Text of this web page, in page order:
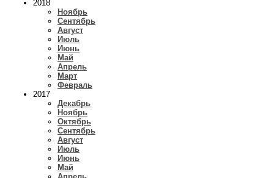
2018
Ноябрь
Сентябрь
Август
Июль
Июнь
Май
Апрель
Март
Февраль
2017
Декабрь
Ноябрь
Октябрь
Сентябрь
Август
Июль
Июнь
Май